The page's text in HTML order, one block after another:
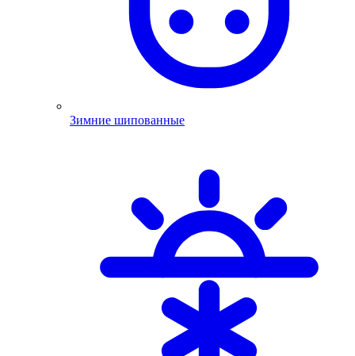
Зимние шипованные